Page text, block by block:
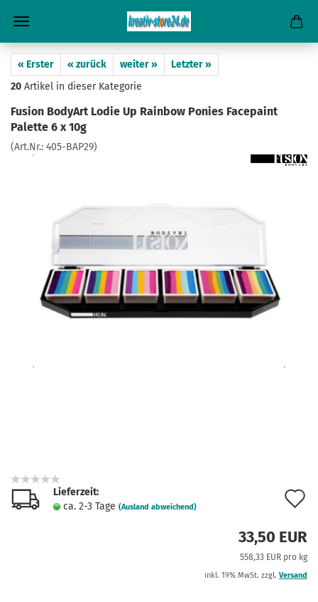
« Erster « zurück weiter »
Letzter »
20 Artikel in dieser Kategorie
Fusion BodyArt Lodie Up Rainbow Ponies Facepaint
Palette 6 x 10g
(Art.Nr.: 405-BAP29)
Lieferzeit:
ca. 2-3 Tage (Ausland abweichend)
33,50 EUR
558,33 EUR pro kg
inkl. 19% MwSt. zzgl. Versand